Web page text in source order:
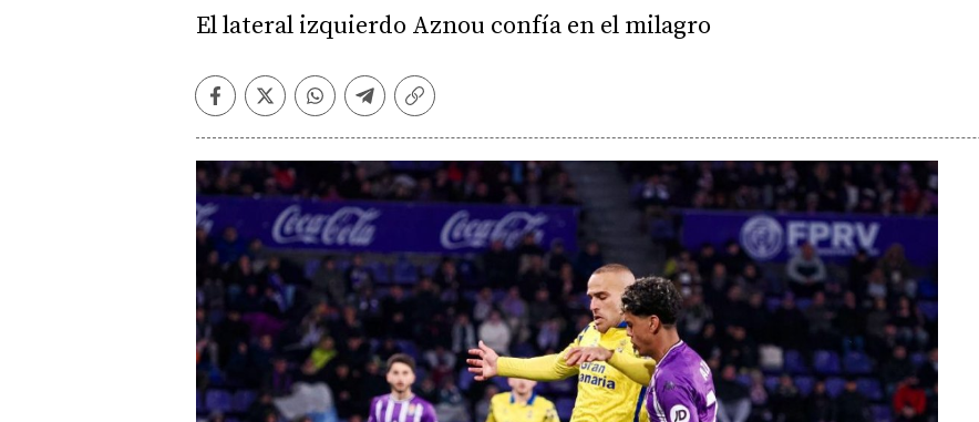
El lateral izquierdo Aznou confía en el milagro
Facebook
TwitterWhatsapp
Telegram
Copiar